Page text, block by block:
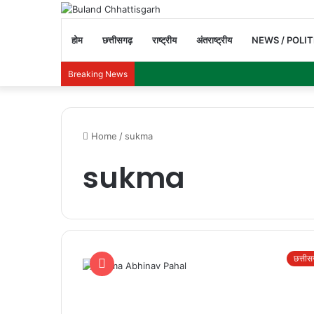
होम छत्तीसगढ़ राष्ट्रीय अंतराष्ट्रीय NEWS /
Breaking News
Home / sukma
sukma